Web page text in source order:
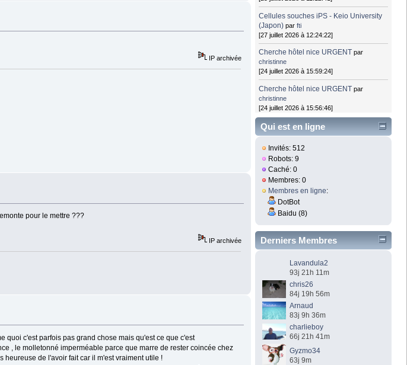
IP archivée
pour le mettre ???
IP archivée
quoi c'est parfois pas grand chose mais qu'est ce que c'est
, le molletonné imperméable parce que marre de rester coincée chez
de l'avoir fait car il m'est vraiment utile !
Cellules souches iPS - Keio University
(Japon) parfti
[27 juillet 2026 à 12:24:22]
Cherche hôtel nice URGENT par
christinne
[24 juillet 2026 à 15:59:24]
Cherche hôtel nice URGENT par
christinne
[24 juillet 2026 à 15:56:46]
Qui est en ligne
Invités: 512
Robots: 9
Caché: 0
Membres: 0
Membres en ligne:
DotBot
Baidu (8)
Derniers Membres
Lavandula2
93j 21h 11m
chris26
84j 19h 56m
Arnaud
83j 9h 36m
charlieboy
66j 21h 41m
Gyzmo34
63j 9m